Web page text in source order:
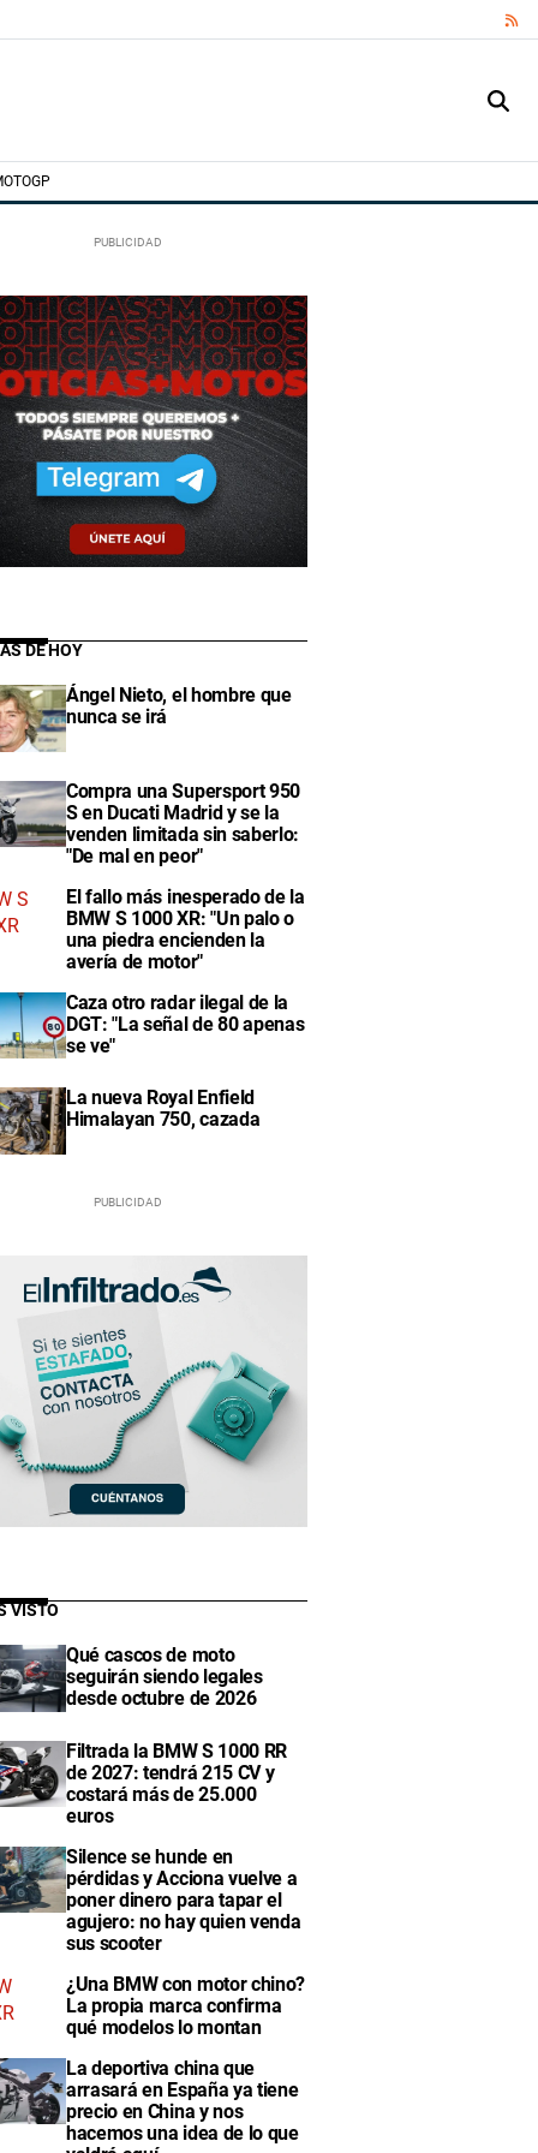
DE HOY
Ángel Nieto, el hombre que
nunca se irá
Compra una Supersport 950
S en Ducati Madrid y se la
venden limitada sin saberlo:
"De mal en peor"
El fallo más inesperado de la
BMW S 1000 XR: "Un palo o
una piedra encienden la
avería de motor"
Caza otro radar ilegal de la
DGT: "La señal de 80 apenas
se ve"
La nueva Royal Enfield
Himalayan 750, cazada
VISTO
Qué cascos de moto
seguirán siendo legales
desde octubre de 2026
Filtrada la BMW S 1000 RR
de 2027: tendrá 215 CV y
costará más de 25.000
euros
Silence se hunde en
pérdidas y Acciona vuelve a
poner dinero para tapar el
agujero: no hay quien venda
sus scooter
¿Una BMW con motor chino?
La propia marca confirma
qué modelos lo montan
La deportiva china que
arrasará en España ya tiene
precio en China y nos
hacemos una idea de lo que